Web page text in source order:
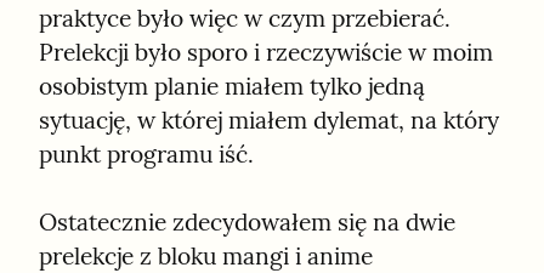
praktyce było więc w czym przebierać.
Prelekcji było sporo i rzeczywiście w moim
osobistym planie miałem tylko jedną
sytuację, w której miałem dylemat, na który
punkt programu iść.
Ostatecznie zdecydowałem się na dwie
prelekcje z bloku mangi i anime